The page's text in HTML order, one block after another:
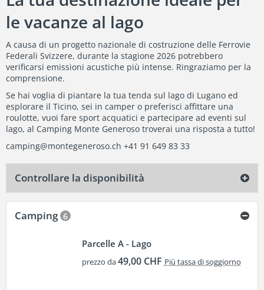
le vacanze al lago
A causa di un progetto nazionale di costruzione delle Ferrovie
Federali Svizzere, durante la stagione 2026 potrebbero
verificarsi emissioni acustiche più intense. Ringraziamo per la
comprensione.
Se hai voglia di piantare la tua tenda sul lago di Lugano ed
esplorare il Ticino, sei in camper o preferisci affittare una
roulotte, vuoi fare sport acquatici e partecipare ad eventi sul
lago, al Camping Monte Generoso troverai una risposta a tutto!
camping@montegeneroso.ch +41 91 649 83 33
Controllare la disponibilità
Camping 6
Parcelle A - Lago
prezzo da49,00 CHF Più tassa di soggiorno